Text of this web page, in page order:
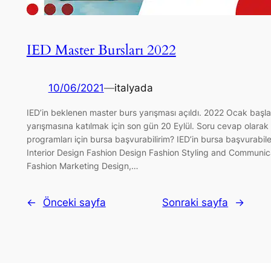
IED Master Bursları 2022
10/06/2021—italyada
IED’in beklenen master burs yarışması açıldı. 2022 Ocak
yarışmasına katılmak için son gün 20 Eylül. Soru cevap
programları için bursa başvurabilirim? IED’in bursa
Interior Design Fashion Design Fashion Styling and
Fashion Marketing Design,…
← Önceki sayfa Sonraki sayfa →